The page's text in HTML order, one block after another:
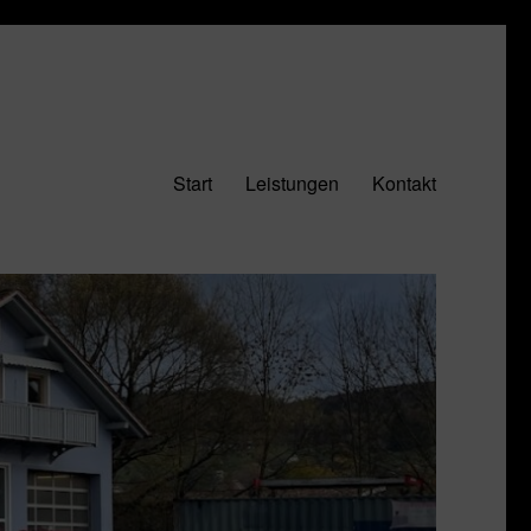
Start Leistungen Kontakt